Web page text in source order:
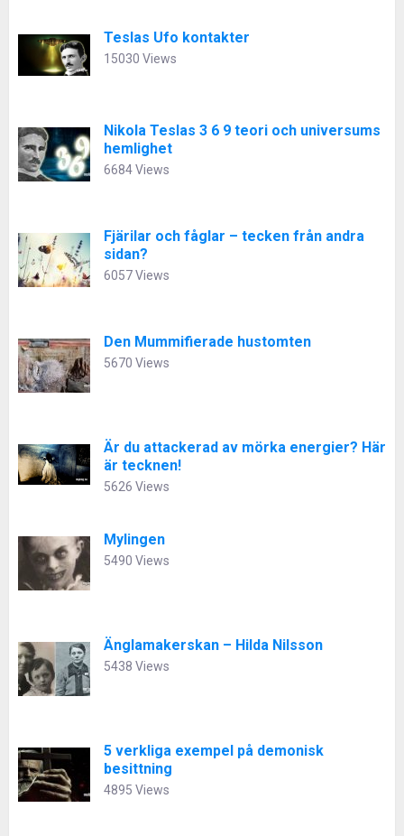
Teslas Ufo kontakter
15030 Views
Nikola Teslas 3 6 9 teori och universums
hemlighet
6684 Views
Fjärilar och fåglar – tecken från andra
sidan?
6057 Views
Den Mummifierade hustomten
5670 Views
Är du attackerad av mörka energier? Här
är tecknen!
5626 Views
Mylingen
5490 Views
Änglamakerskan – Hilda Nilsson
5438 Views
5 verkliga exempel på demonisk
besittning
4895 Views